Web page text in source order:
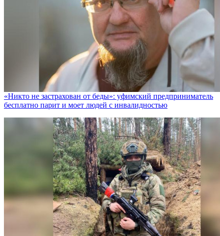
«Никто не заcтрахован от беды»: уфимский предприниматель
бесплатно парит и моет людей с инвалидностью